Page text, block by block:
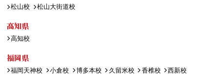
松山校 松山大街道校
高知県
高知校
福岡県
福岡天神校 小倉校 博多本校 久留米校 香椎校
西新校